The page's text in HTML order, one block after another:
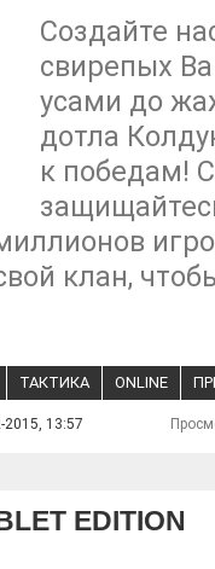
Создайте
свирепых
усами до
дотла
к победам!
клан,
ТАКТИКА ONLINE
2015, 13:57
EDITION